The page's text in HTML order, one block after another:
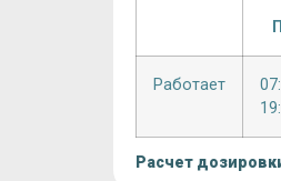
Работает
Расчет